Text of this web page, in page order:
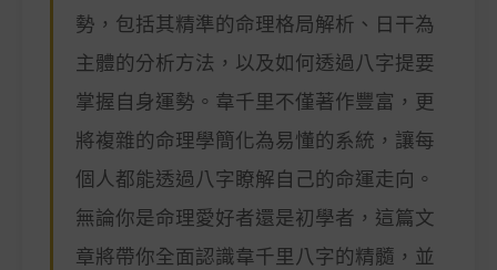
勢，包括其精準的命理格局解析、日干為
主體的分析方法，以及如何透過八字提要
掌握自身運勢。韋千里不僅著作豐富，更
將複雜的命理學簡化為易懂的系統，讓每
個人都能透過八字瞭解自己的命運走向。
無論你是命理愛好者還是初學者，這篇文
章將帶你全面認識韋千里八字的精髓，並